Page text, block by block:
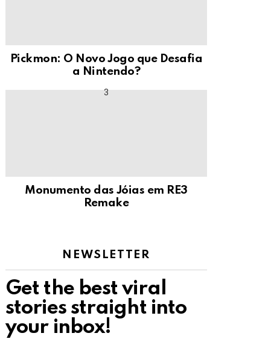
Pickmon: O Novo Jogo que Desafia
a Nintendo?
Monumento das Jóias em RE3
Remake
NEWSLETTER
Get the best viral
stories straight into
your inbox!